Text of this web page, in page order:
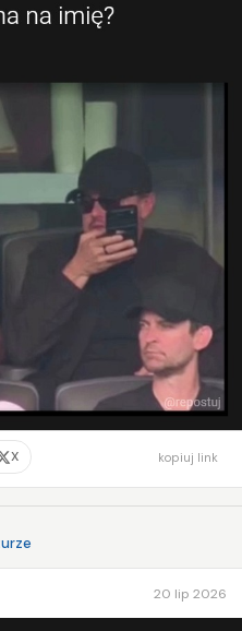
X kopiuj link
20 lip 2026